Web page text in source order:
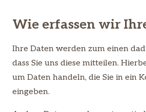
Wie erfassen wir
Ihre Daten werden zum einen
dass Sie uns diese mitteilen.
um Daten handeln, die Sie in ein
eingeben.